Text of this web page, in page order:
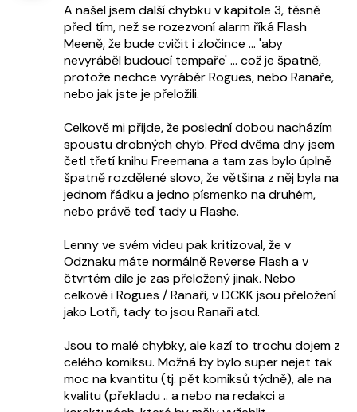
A našel jsem další chybku v kapitole 3, těsně
před tím, než se rozezvoní alarm říká Flash
Meeně, že bude cvičit i zločince ... 'aby
nevyráběl budoucí tempaře' ... což je špatně,
protože nechce vyráběr Rogues, nebo Ranaře,
nebo jak jste je přeložili.
Celkově mi přijde, že poslední dobou nacházím
spoustu drobných chyb. Před dvěma dny jsem
četl třetí knihu Freemana a tam zas bylo úplně
špatně rozdělené slovo, že většina z něj byla na
jednom řádku a jedno písmenko na druhém,
nebo právě teď tady u Flashe.
Lenny ve svém videu pak kritizoval, že v
Odznaku máte normálně Reverse Flash a v
čtvrtém díle je zas přeložený jinak. Nebo
celkově i Rogues / Ranaři, v DCKK jsou přeložení
jako Lotři, tady to jsou Ranaři atd.
Jsou to malé chybky, ale kazí to trochu dojem z
celého komiksu. Možná by bylo super nejet tak
moc na kvantitu (tj. pět komiksů týdně), ale na
kvalitu (překladu .. a nebo na redakci a